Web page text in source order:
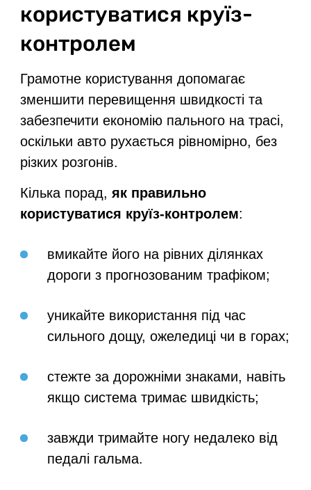
користуватися круїз-
контролем
Грамотне користування допомагає
зменшити перевищення швидкості та
забезпечити економію пального на трасі,
оскільки авто рухається рівномірно, без
різких розгонів.
Кілька порад, як правильно
користуватися круїз-контролем:
вмикайте його на рівних ділянках
дороги з прогнозованим трафіком;
уникайте використання під час
сильного дощу, ожеледиці чи в горах;
стежте за дорожніми знаками, навіть
якщо система тримає швидкість;
завжди тримайте ногу недалеко від
педалі гальма.